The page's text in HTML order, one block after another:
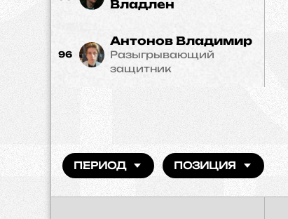
Владлен
96
Антонов Владимир
Разыгрывающий
защитник
ПЕРИОД ПОЗИЦИЯ